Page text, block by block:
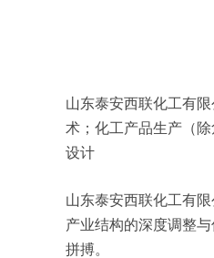
山东泰安西联化工有
术；化工产品生产（
设计
山东泰安西联化工有
产业结构的深度调整
拼搏。